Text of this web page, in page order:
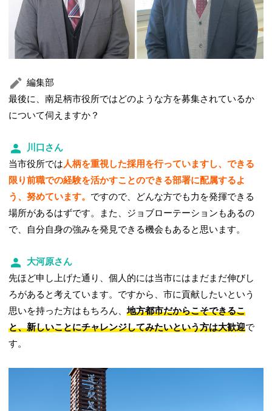
編集部
最後に、南足柄市役所ではどのような方を募集されているか
について伺えますか？
川口さん
当市役所では 人柄を重視した採用を行っていますし、できる
限り前職での経験を活かすことのできる部署に配属するよ
う、努めています。 ですので、どんな方でも力を発揮できる
場所があるはずです。また、ジョブローテーションもあるの
で、自分自身の強みを発見できる機会もあると思います。
大河原さん
先ほど申し上げた通り、個人的には当市にはまだまだ伸びし
ろがあると考えています。ですから、市に貢献したいという
思いを持った方はもちろん、地方都市だからこそできるこ
と、新しいことにチャレンジしてみたいという方は大歓迎で
す。